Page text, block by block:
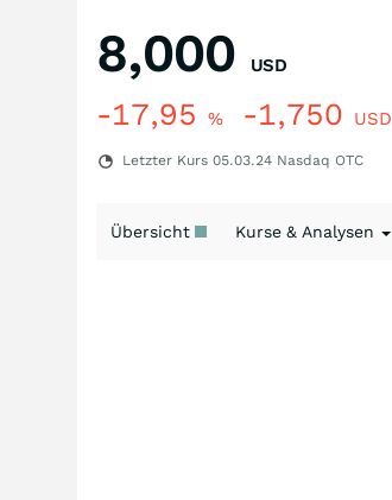
8,000 USD
-17,95 % -1,750 USD
Letzter Kurs 05.03.24 Nasdaq OTC
Übersicht Kurse & Analysen